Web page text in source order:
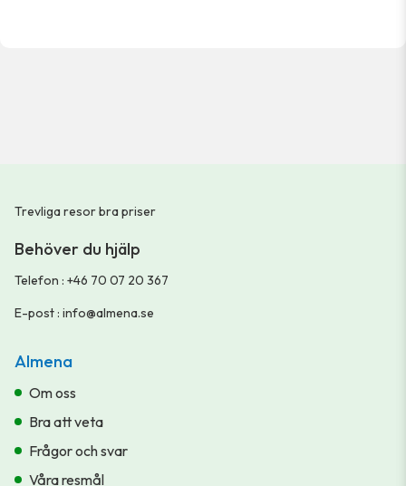
Trevliga resor bra priser
Behöver du hjälp
Telefon : +46 70 07 20 367
E-post : info@almena.se
Almena
Om oss
Bra att veta
Frågor och svar
Våra resmål